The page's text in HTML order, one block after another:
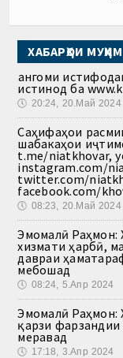
ХАБАРҲОИ
Ҳангоми
истинод ба
🕔 20:24, 20.Май 2024
Саҳифаҳои
шабакаҳои
t.me/niatkhovar,
instagram.com/
twitter.com/
facebook.com/
🕔 08:23, 20.Май 2024
Эмомалӣ Раҳмон:
хизмати ҳарбӣ,
давраи
мебошад
🕔 08:24, 5.Апр 2024
Эмомалӣ Раҳмон:
қарзи фарзандии
меравад
🕔 17:18, 3.Апр 2024